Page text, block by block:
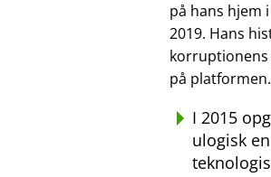
på hans hjem
2019. Hans
korruptionens
på platformen.
I 2015
ulogisk